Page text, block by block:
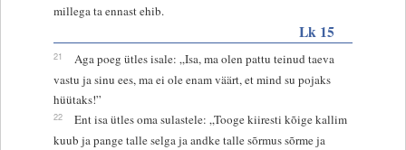
millega ta ennast ehib.
Lk 15
21
Aga poeg ütles isale: „Isa, ma olen pattu teinud taeva
vastu ja sinu ees, ma ei ole enam väärt, et mind su pojaks
hüütaks!”
22
Ent isa ütles oma sulastele: „Tooge kiiresti kõige kallim
kuub ja pange talle selga ja andke talle sõrmus sõrme ja